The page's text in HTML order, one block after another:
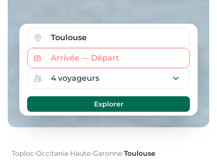
Toploc·Occitanie·Haute-Garonne·Toulouse